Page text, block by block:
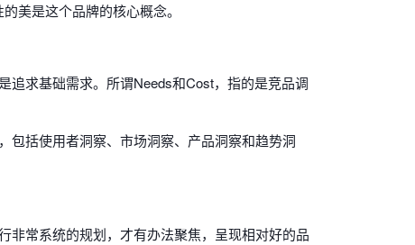
美是这个品牌的核心概念。
追求基础需求。所谓Needs和Cost，指的是竞品调
包括使用者洞察、市场洞察、产品洞察和趋势洞
非常系统的规划，才有办法聚焦，呈现相对好的品